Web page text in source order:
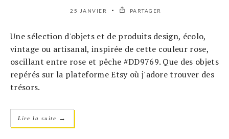
25 JANVIER PARTAGER
Une sélection d'objets et de produits design, écolo,
vintage ou artisanal, inspirée de cette couleur rose,
oscillant entre rose et pêche #DD9769. Que des objets
repérés sur la plateforme Etsy où j'adore trouver des
trésors.
Lire la suite →